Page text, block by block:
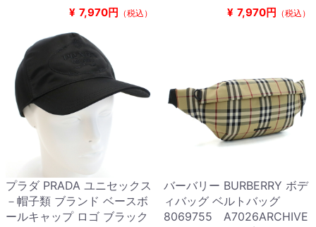
¥ 7,970円 （税込） ¥ 7,970円 （税込）
プラダ PRADA ユニセックス
－帽子類 ブランド ベースボ
ールキャップ ロゴ ブラック
バーバリー BURBERRY ボデ
ィバッグ ベルトバッグ
8069755 A7026ARCHIVE